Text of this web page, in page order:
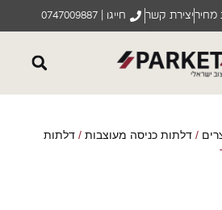
קשר חייגו | 0747009887
כניסה מעוצבות/דלתות